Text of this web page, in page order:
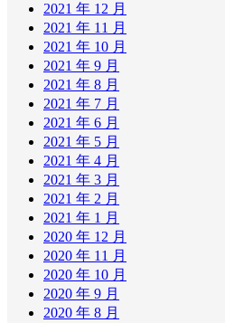
2021 年 12 月
2021 年 11 月
2021 年 10 月
2021 年 9 月
2021 年 8 月
2021 年 7 月
2021 年 6 月
2021 年 5 月
2021 年 4 月
2021 年 3 月
2021 年 2 月
2021 年 1 月
2020 年 12 月
2020 年 11 月
2020 年 10 月
2020 年 9 月
2020 年 8 月